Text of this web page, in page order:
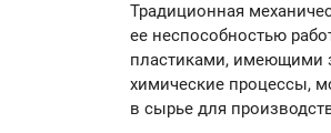
Традиционная
ее неспособностью
пластиками, имеющими
химические процессы,
в сырье для